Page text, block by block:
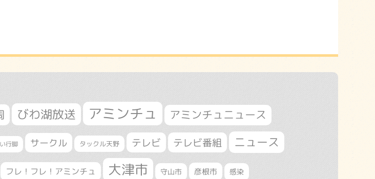
びわ湖放送 アミンチュ アミンチュニュース
行脚 サークル タックル天野 テレビ テレビ番組 ニュース
フレ！フレ！アミンチュ 大津市 守山市 彦根市 感染